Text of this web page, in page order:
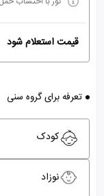
قیمت استعلام شود
تعرفه برای گروه سنی
کودک
نوزاد